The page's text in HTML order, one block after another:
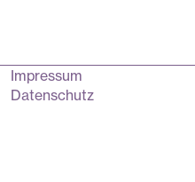
Impressum
Datenschutz